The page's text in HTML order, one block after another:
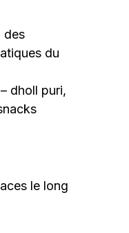
des
du
dholl puri,
le long